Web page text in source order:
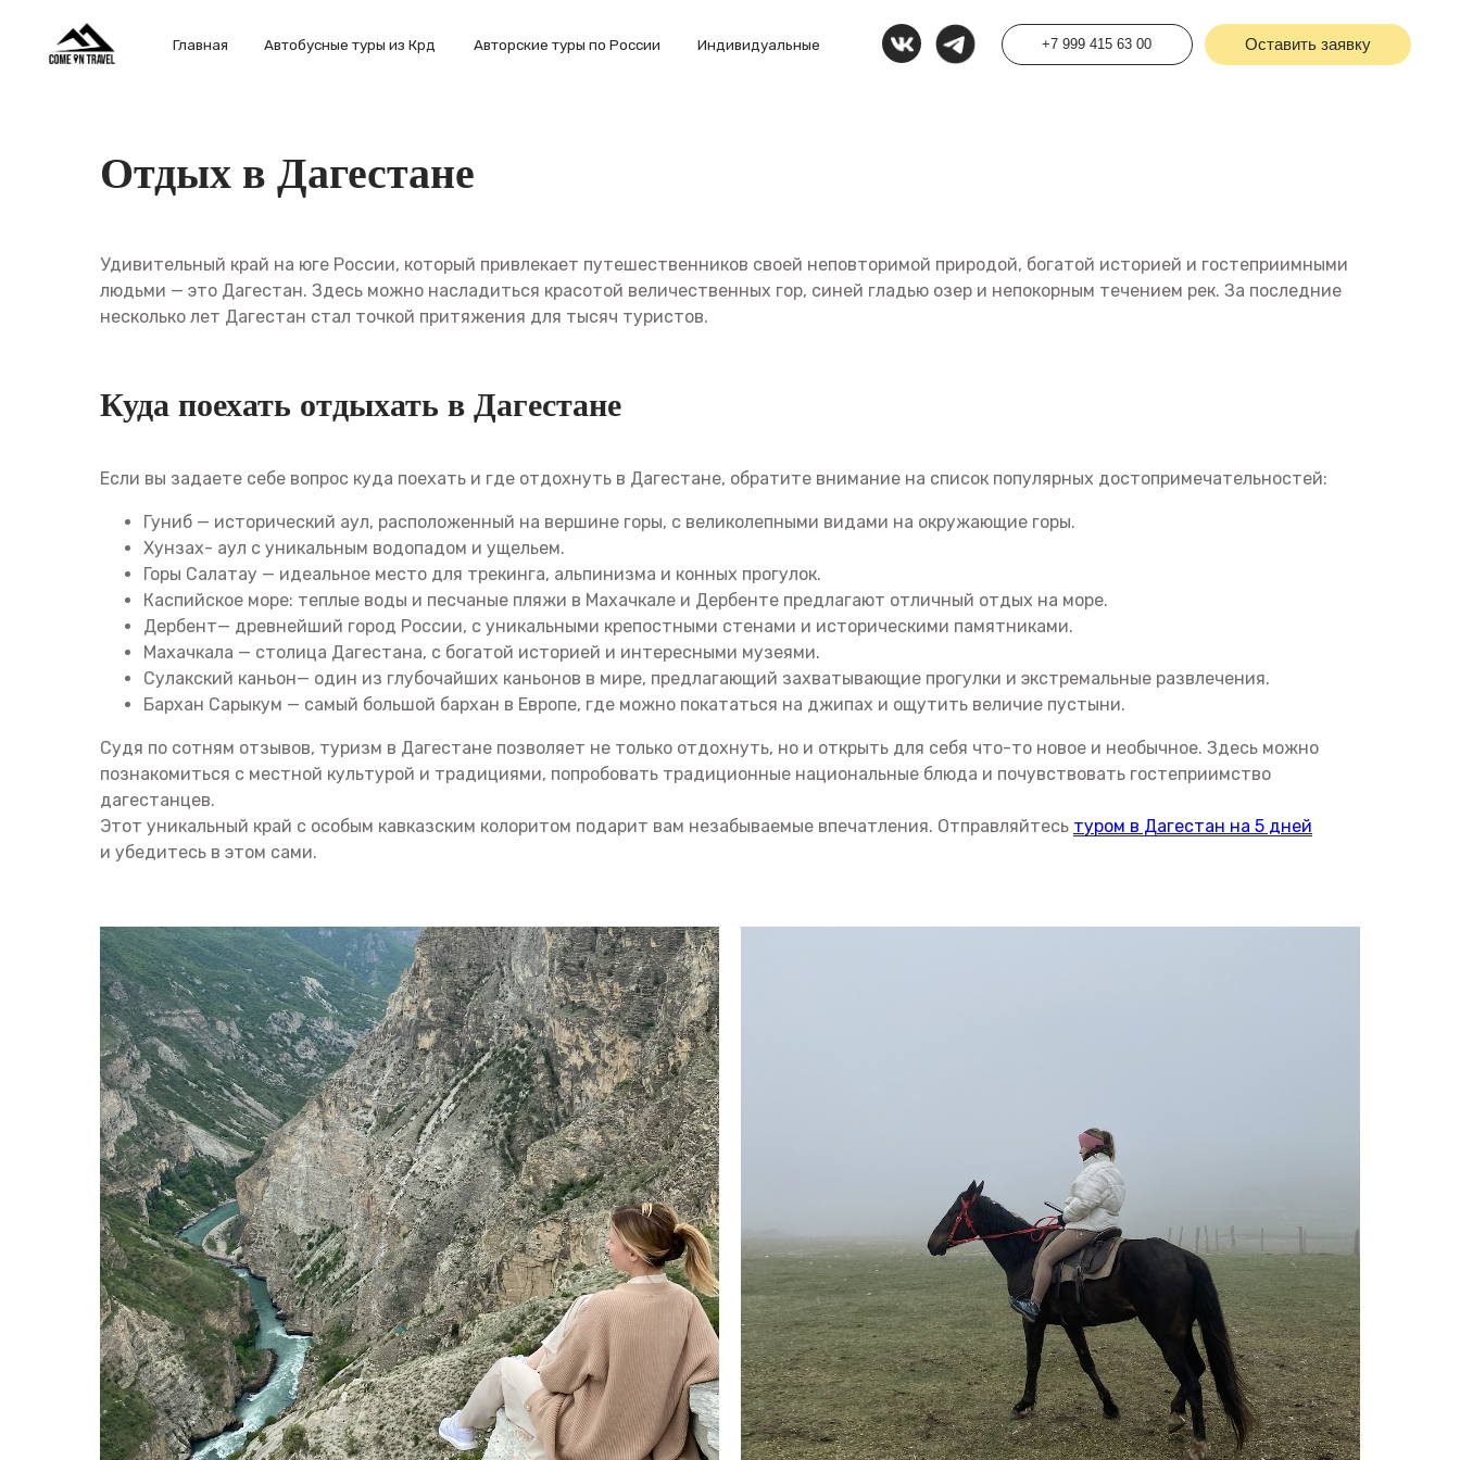
Индивидуальные
Авторские туры по России
Автобусные туры из Крд
Главная +7 999 415 63 00 Оставить заявку
Отдых в Дагестане
Удивительный край на юге России, который привлекает путешественников своей неповторимой природой, богатой историей и гостеприимными
людьми — это Дагестан. Здесь можно насладиться красотой величественных гор, синей гладью озер и непокорным течением рек. За последние
несколько лет Дагестан стал точкой притяжения для тысяч туристов.
Куда поехать отдыхать в Дагестане
Если вы задаете себе вопрос куда поехать и где отдохнуть в Дагестане, обратите внимание на список популярных достопримечательностей:
Гуниб — исторический аул, расположенный на вершине горы, с великолепными видами на окружающие горы.
Хунзах- аул с уникальным водопадом и ущельем.
Горы Салатау — идеальное место для трекинга, альпинизма и конных прогулок.
Каспийское море: теплые воды и песчаные пляжи в Махачкале и Дербенте предлагают отличный отдых на море.
Дербент— древнейший город России, с уникальными крепостными стенами и историческими памятниками.
Махачкала — столица Дагестана, с богатой историей и интересными музеями.
Сулакский каньон— один из глубочайших каньонов в мире, предлагающий захватывающие прогулки и экстремальные развлечения.
Бархан Сарыкум — самый большой бархан в Европе, где можно покататься на джипах и ощутить величие пустыни.
Судя по сотням отзывов, туризм в Дагестане позволяет не только отдохнуть, но и открыть для себя что-то новое и необычное. Здесь можно
познакомиться с местной культурой и традициями, попробовать традиционные национальные блюда и почувствовать гостеприимство
дагестанцев.
Этот уникальный край с особым кавказским колоритом подарит вам незабываемые впечатления. Отправляйтесь туром в Дагестан на 5 дней
и убедитесь в этом сами.